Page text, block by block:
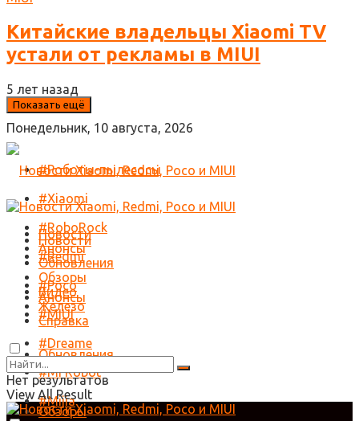
Китайские владельцы Xiaomi TV
устали от рекламы в MIUI
5 лет назад
Показать ещё
Понедельник, 10 августа, 2026
#Роботы-пылесосы
#Xiaomi
#RoboRock
#Redmi
#Poco
#MIUI
#Dreame
#Mi Robot
#Mijia
Новости
Анонсы
Обновления
Обзоры
Новости
Анонсы
Обновления
Обзоры
Видео
Железо
Справка
Нет результатов
View All Result